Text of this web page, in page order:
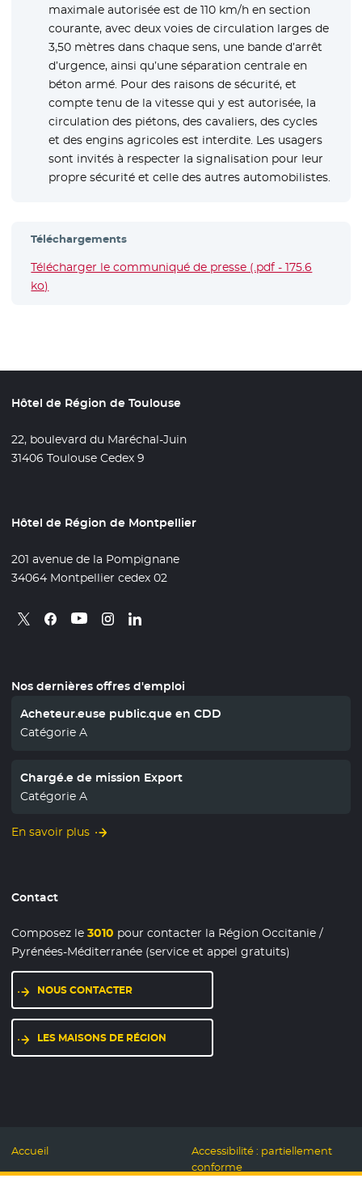
maximale autorisée est de 110 km/h en section
courante, avec deux voies de circulation larges de
3,50 mètres dans chaque sens, une bande d’arrêt
d’urgence, ainsi qu’une séparation centrale en
béton armé. Pour des raisons de sécurité, et
compte tenu de la vitesse qui y est autorisée, la
circulation des piétons, des cavaliers, des cycles
et des engins agricoles est interdite. Les usagers
sont invités à respecter la signalisation pour leur
propre sécurité et celle des autres automobilistes.
Téléchargements
Télécharger le communiqué de presse (.pdf - 175.6
ko)
Hôtel de Région de Toulouse
22, boulevard du Maréchal-Juin
31406 Toulouse Cedex 9
Hôtel de Région de Montpellier
201 avenue de la Pompignane
34064 Montpellier cedex 02
Retrouvez nous sur X
- Nouvelle fenêtre
Retrouvez nous sur Facebook
- Nouvelle fenêtre
Retrouvez nous sur Youtube
- Nouvelle fenêtre
Retrouvez nous sur Instagram
- Nouvelle fenêtre
Retrouvez nous sur Linkedin
- Nouvelle fenêtre
Nos dernières offres d'emploi
Acheteur.euse public.que en CDD
Catégorie A
Chargé.e de mission Export
Catégorie A
En savoir plus
Contact
Composez le3010 pour contacter la Région Occitanie /
Pyrénées-Méditerranée (service et appel gratuits)
NOUS CONTACTER
LES MAISONS DE RÉGION
Accueil
Mentions légales
Accessibilité : partiellement
conforme